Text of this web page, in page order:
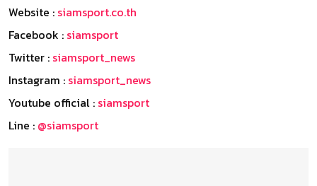
Website : siamsport.co.th
Facebook : siamsport
Twitter : siamsport_news
Instagram : siamsport_news
Youtube official : siamsport
Line : @siamsport